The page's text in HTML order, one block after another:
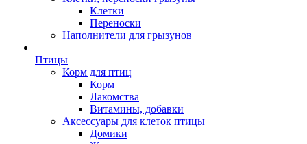
Клетки
Переноски
Наполнители для грызунов
Птицы
Корм для птиц
Корм
Лакомства
Витамины, добавки
Аксессуары для клеток птицы
Домики